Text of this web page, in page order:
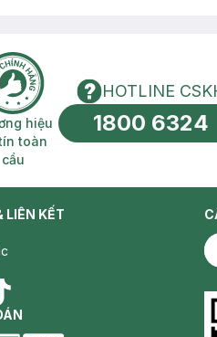
Thương hiệu uy tín toàn cầu
hiệu
toàn
cầu
HOTLINE
1800 6324
LIÊN KẾT